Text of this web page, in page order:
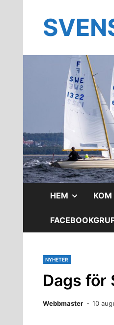
innehåll
HEM VISAKOM
NYHETER
Dags för
Webbmaster 10